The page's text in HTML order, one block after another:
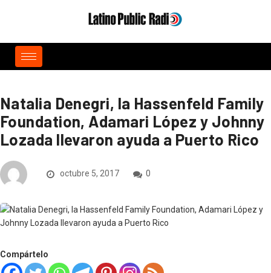
Natalia Denegri, la Hassenfeld Family
Foundation, Adamari López y Johnny
Lozada llevaron ayuda a Puerto Rico
octubre 5, 2017 0
Compártelo